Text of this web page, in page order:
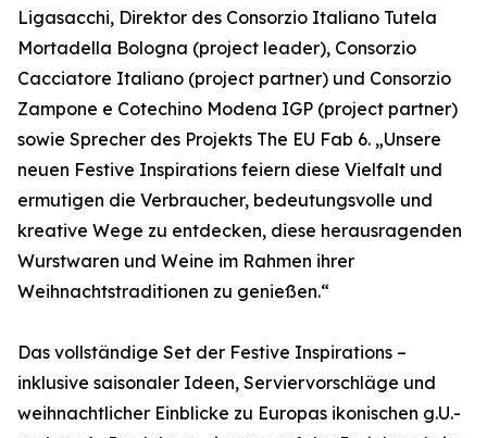
Ligasacchi, Direktor des Consorzio Italiano Tutela
Mortadella Bologna (project leader), Consorzio
Cacciatore Italiano (project partner) und Consorzio
Zampone e Cotechino Modena IGP (project partner)
sowie Sprecher des Projekts The EU Fab 6. „Unsere
neuen Festive Inspirations feiern diese Vielfalt und
ermutigen die Verbraucher, bedeutungsvolle und
kreative Wege zu entdecken, diese herausragenden
Wurstwaren und Weine im Rahmen ihrer
Weihnachtstraditionen zu genießen.“
Das vollständige Set der Festive Inspirations –
inklusive saisonaler Ideen, Serviervorschläge und
weihnachtlicher Einblicke zu Europas ikonischen g.U.-